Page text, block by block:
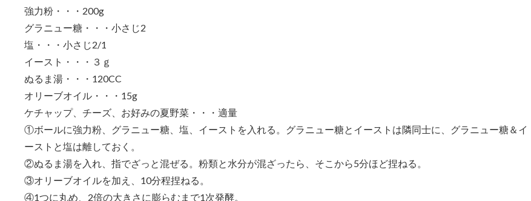
強力粉・・・200g
グラニュー糖・・・小さじ2
塩・・・小さじ2/1
イースト・・・３ｇ
ぬるま湯・・・120CC
オリーブオイル・・・15g
ケチャップ、チーズ、お好みの夏野菜・・・適量
①ボールに強力粉、グラニュー糖、塩、イーストを入れる。グラニュー糖とイーストは隣同士に、グラニュー糖＆イ
ーストと塩は離しておく。
②ぬるま湯を入れ、指でざっと混ぜる。粉類と水分が混ざったら、そこから5分ほど捏ねる。
③オリーブオイルを加え、10分程捏ねる。
④1つに丸め、2倍の大きさに膨らむまで1次発酵。